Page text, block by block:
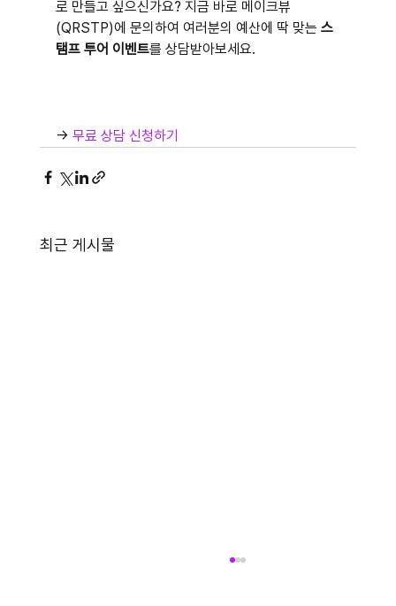
로 만들고 싶으신가요? 지금 바로 메이크뷰
(QRSTP)에 문의하여 여러분의 예산에 딱 맞는 스
탬프 투어 이벤트를 상담받아보세요.
→ 무료 상담 신청하기
최근 게시물